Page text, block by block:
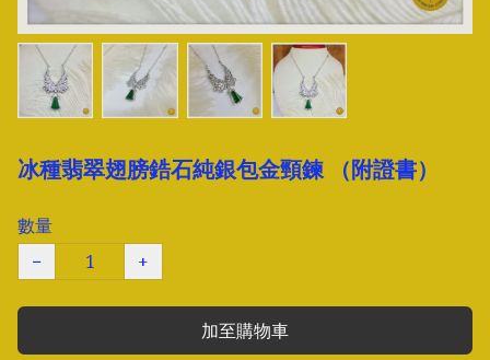
冰種翡翠翅膀鋯石純銀包金頸鍊 （附證書）
數量
−
+
加至購物車